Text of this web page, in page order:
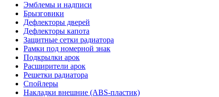
Эмблемы и надписи
Брызговики
Дефлекторы дверей
Дефлекторы капота
Защитные сетки радиатора
Рамки под номерной знак
Подкрылки арок
Расширители арок
Решетки радиатора
Спойлеры
Накладки внешние (ABS-пластик)